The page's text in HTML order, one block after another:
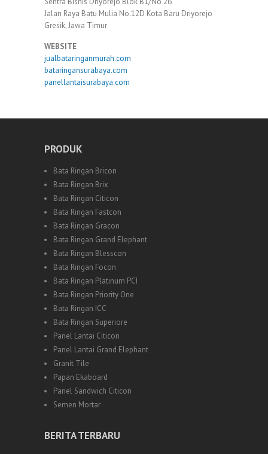
Jalan Raya Batu Mulia No.12D Kota Baru Driyorejo
Gresik, Jawa Timur
WEBSITE
jualbataringanmurah.com
bataringansurabaya.com
panellantaisurabaya.com
PRODUK
Bata Ringan Bricon
Bata Ringan Brix
Bata Ringan Citicon
Bata Ringan Fastcon
Bata Ringan Gracon
Bata Ringan Grand Elephant
Bata Ringan Blesscon
Bata Ringan Focon
Bata Ringan Platinum PCI
Bata Ringan Priority One
Bata Ringan ICC
Bata Ringan Superiore
Panel Lantai Citicon
Panel Lantai Grand Elephant
Granit Tile
Papan Ekaboard
Panel Sandwich Citicon
Semen Mortar
BERITA TERBARU